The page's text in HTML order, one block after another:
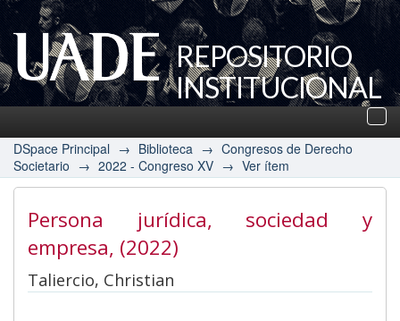
REPOSITORIO
INSTITUCIONAL
UADE
DSpace Principal → Biblioteca → Congresos de Derecho
Societario → 2022 - Congreso XV → Ver ítem
Persona jurídica, sociedad y
empresa, (2022)
Taliercio, Christian